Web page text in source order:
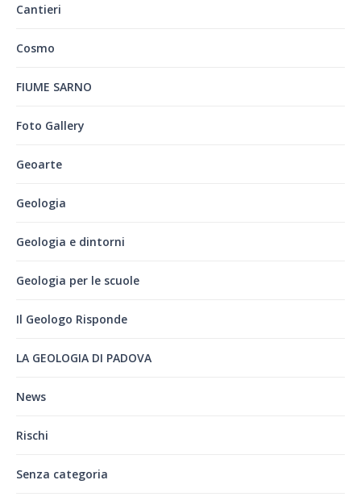
Cantieri
Cosmo
FIUME SARNO
Foto Gallery
Geoarte
Geologia
Geologia e dintorni
Geologia per le scuole
Il Geologo Risponde
LA GEOLOGIA DI PADOVA
News
Rischi
Senza categoria